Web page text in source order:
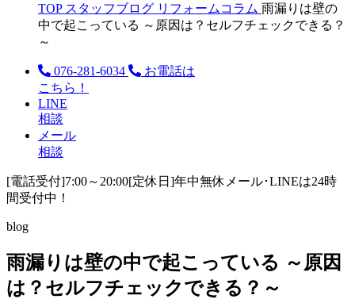
TOP スタッフブログ リフォームコラム 雨漏りは壁の
中で起こっている ～原因は？セルフチェックできる？
～
076-281-6034
お電話は
こちら！
LINE
相談
メール
相談
[電話受付]7:00～20:00[定休日]年中無休 メール･LINEは24時
間受付中！
blog
雨漏りは壁の中で起こっている ～原因
は？セルフチェックできる？～